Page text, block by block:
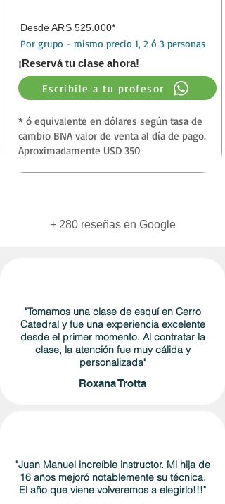
Lo que dicen quienes ya
esquiaron con nosotros
Desde ARS 525.000*
Por grupo - mismo precio 1, 2 ó 3 personas
¡Reservá tu clase ahora!
Escribile a tu profesor
* ó equivalente en dólares según tasa de
cambio BNA valor de venta al día de pago.
Aproximadamente USD 350
+ 280 reseñas en Google
"Tomamos una clase de esquí en Cerro
Catedral y fue una experiencia excelente
desde el primer momento. Al contratar la
clase, la atención fue muy cálida y
personalizada"
Roxana Trotta
"Juan Manuel increíble instructor. Mi hija de
16 años mejoró notablemente su técnica.
El año que viene volveremos a elegirlo!!!"